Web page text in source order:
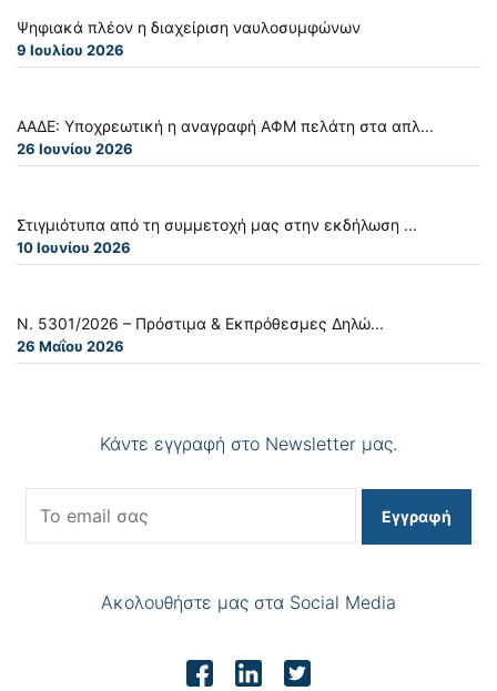
Ψηφιακά πλέον η διαχείριση ναυλοσυμφώνων
9 Ιουλίου 2026
ΑΑΔΕ: Υποχρεωτική η αναγραφή ΑΦΜ πελάτη στα απλ...
26 Ιουνίου 2026
Στιγμιότυπα από τη συμμετοχή μας στην εκδήλωση ...
10 Ιουνίου 2026
Ν. 5301/2026 – Πρόστιμα & Εκπρόθεσμες Δηλώ...
26 Μαΐου 2026
Κάντε εγγραφή στο Newsletter μας.
Εγγραφή
Ακολουθήστε μας στα Social Media